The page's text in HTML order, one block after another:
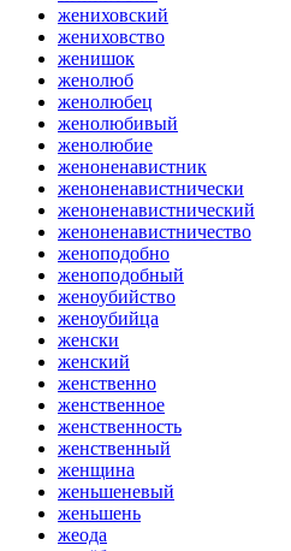
жениховский
жениховство
женишок
женолюб
женолюбец
женолюбивый
женолюбие
женоненавистник
женоненавистнически
женоненавистнический
женоненавистничество
женоподобно
женоподобный
женоубийство
женоубийца
женски
женский
женственно
женственное
женственность
женственный
женщина
женьшеневый
женьшень
жеода